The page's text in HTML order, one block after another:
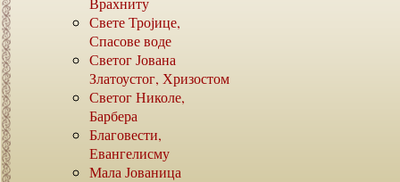
Свете Тројице,
Спасове воде
Светог Јована
Златоустог, Хризостом
Светог Николе,
Барбера
Благовести,
Евангелисму
Мала Јованица